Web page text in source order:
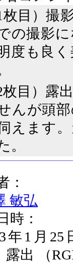
1枚目）撮
の撮影
度も良
2枚目）露
んが頭
えます
。
：
敏弘
時：
年1月25
露出 （